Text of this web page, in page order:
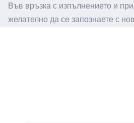
Във връзка с изпълнението и
желателно да се запознаете с